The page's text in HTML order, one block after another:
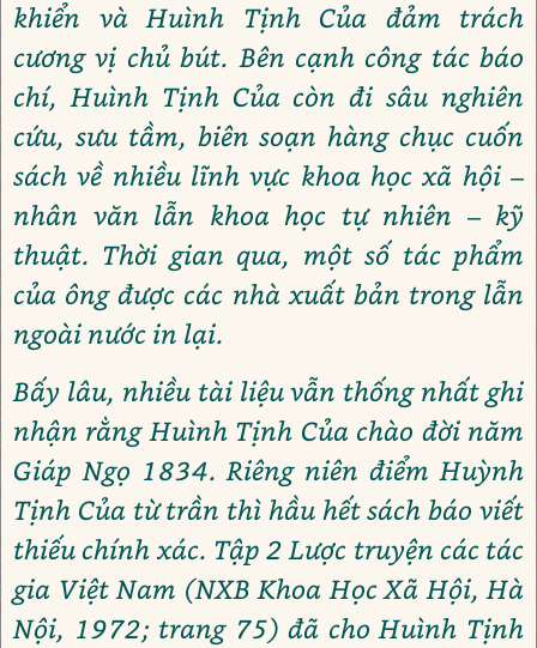
khiển và Huình Tịnh Của đảm trách
cương vị chủ bút. Bên cạnh công tác báo
chí, Huình Tịnh Của còn đi sâu nghiên
cứu, sưu tầm, biên soạn hàng chục cuốn
sách về nhiều lĩnh vực khoa học xã hội –
nhân văn lẫn khoa học tự nhiên – kỹ
thuật. Thời gian qua, một số tác phẩm
của ông được các nhà xuất bản trong lẫn
ngoài nước in lại.
Bấy lâu, nhiều tài liệu vẫn thống nhất ghi
nhận rằng Huình Tịnh Của chào đời năm
Giáp Ngọ 1834. Riêng niên điểm Huỳnh
Tịnh Của từ trần thì hầu hết sách báo viết
thiếu chính xác. Tập 2 Lược truyện các tác
gia Việt Nam (NXB Khoa Học Xã Hội, Hà
Nội, 1972; trang 75) đã cho Huình Tịnh